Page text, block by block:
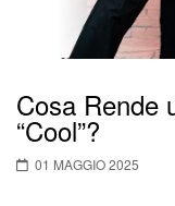
Cosa Rende
“Cool”?
01 MAGGIO 2025